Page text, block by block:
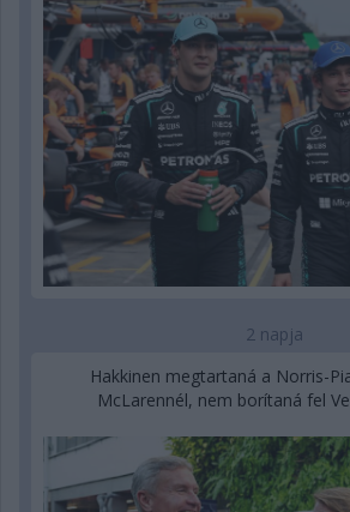
2 napja
Hakkinen megtartaná a Norris-
McLarennél, nem borítaná fel